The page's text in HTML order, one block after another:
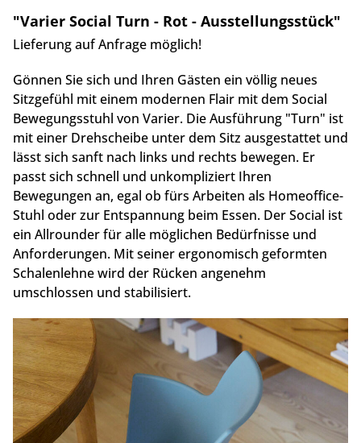
"Varier Social Turn - Rot - Ausstellungsstück"
Lieferung auf Anfrage möglich!
Gönnen Sie sich und Ihren Gästen ein völlig neues
Sitzgefühl mit einem modernen Flair mit dem Social
Bewegungsstuhl von Varier. Die Ausführung "Turn" ist
mit einer Drehscheibe unter dem Sitz ausgestattet und
lässt sich sanft nach links und rechts bewegen. Er
passt sich schnell und unkompliziert Ihren
Bewegungen an, egal ob fürs Arbeiten als Homeoffice-
Stuhl oder zur Entspannung beim Essen. Der Social ist
ein Allrounder für alle möglichen Bedürfnisse und
Anforderungen. Mit seiner ergonomisch geformten
Schalenlehne wird der Rücken angenehm
umschlossen und stabilisiert.